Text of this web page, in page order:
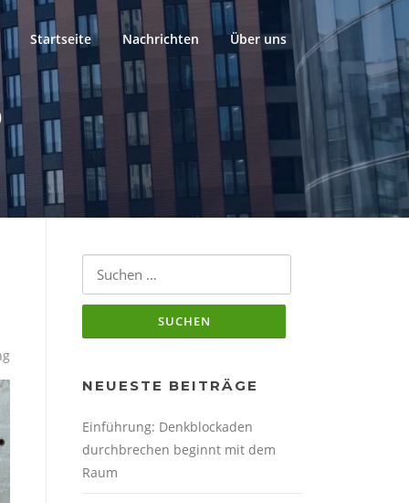
Startseite Nachrichten Über uns
Suchen
NEUESTE BEITRÄGE
Einführung: Denkblockaden
durchbrechen beginnt mit dem
Raum